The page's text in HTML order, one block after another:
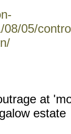
05/
at
estate